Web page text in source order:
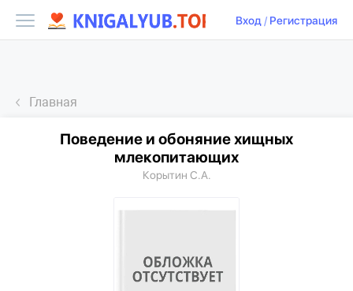
Вход/ Регистрация
Главная
Поведение и обоняние хищных
млекопитающих
Корытин С.А.